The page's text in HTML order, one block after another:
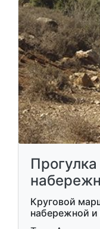
Круговой
набережной